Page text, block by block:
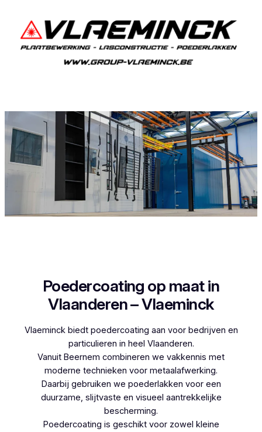
Poedercoating op maat in
Vlaanderen – Vlaeminck
Vlaeminck biedt poedercoating aan voor bedrijven en
particulieren in heel Vlaanderen.
Vanuit Beernem combineren we vakkennis met
moderne technieken voor metaalafwerking.
Daarbij gebruiken we poederlakken voor een
duurzame, slijtvaste en visueel aantrekkelijke
bescherming.
Poedercoating is geschikt voor zowel kleine